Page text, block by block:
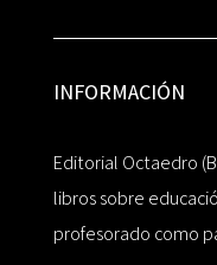
INFORMACIÓN
Editorial Octaedro
libros sobre
profesorado como